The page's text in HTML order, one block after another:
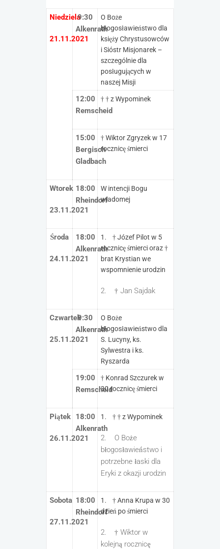
Niedziela
21.11.2021
9:30
Alkenrath
O Boże
błogosławieństwo dla
księży Chrystusowców
i Sióstr Misjonarek –
szczególnie dla
posługujących w
naszej Misji
12:00
Remscheid
† † z Wypominek
15:00
Bergisch
Gladbach
† Wiktor Zgryzek w 17
rocznicę śmierci
Wtorek
23.11.2021
18:00
Rheindorf
W intencji Bogu
wiadomej
Środa
24.11.2021
18:00
Alkenrath
1. † Józef Pilot w 5
rocznicę śmierci oraz †
brat Krystian we
wspomnienie urodzin
2. † Jan Sajdak
Czwartek
25.11.2021
9:30
Alkenrath
O Boże
błogosławieństwo dla
S. Lucyny, ks.
Sylwestra i ks.
Ryszarda
19:00
Remscheid
† Konrad Szczurek w
30 rocznicę śmierci
Piątek
26.11.2021
18:00
Alkenrath
1. † † z Wypominek
2. O Boże
błogosławieństwo i
potrzebne łaski dla
Eryki z okazji urodzin
Sobota
27.11.2021
18:00
Rheindorf
1. † Anna Krupa w 30
dzień po śmierci
2. † Wiktor w
kolejną rocznicę